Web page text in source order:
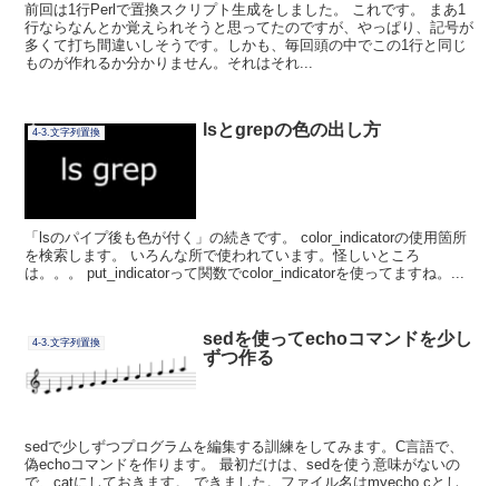
前回は1行Perlで置換スクリプト生成をしました。 これです。 まあ1
行ならなんとか覚えられそうと思ってたのですが、やっぱり、記号が
多くて打ち間違いしそうです。しかも、毎回頭の中でこの1行と同じ
ものが作れるか分かりません。それはそれ...
4-3.文字列置換 lsとgrepの色の出し方
「lsのパイプ後も色が付く」の続きです。 color_indicatorの使用箇所
を検索します。 いろんな所で使われています。怪しいところ
は。。。 put_indicatorって関数でcolor_indicatorを使ってますね。...
4-3.文字列置換
sedを使ってechoコマンドを少し
ずつ作る
sedで少しずつプログラムを編集する訓練をしてみます。C言語で、
偽echoコマンドを作ります。 最初だけは、sedを使う意味がないの
で、catにしておきます。 できました。ファイル名はmyecho.cとし